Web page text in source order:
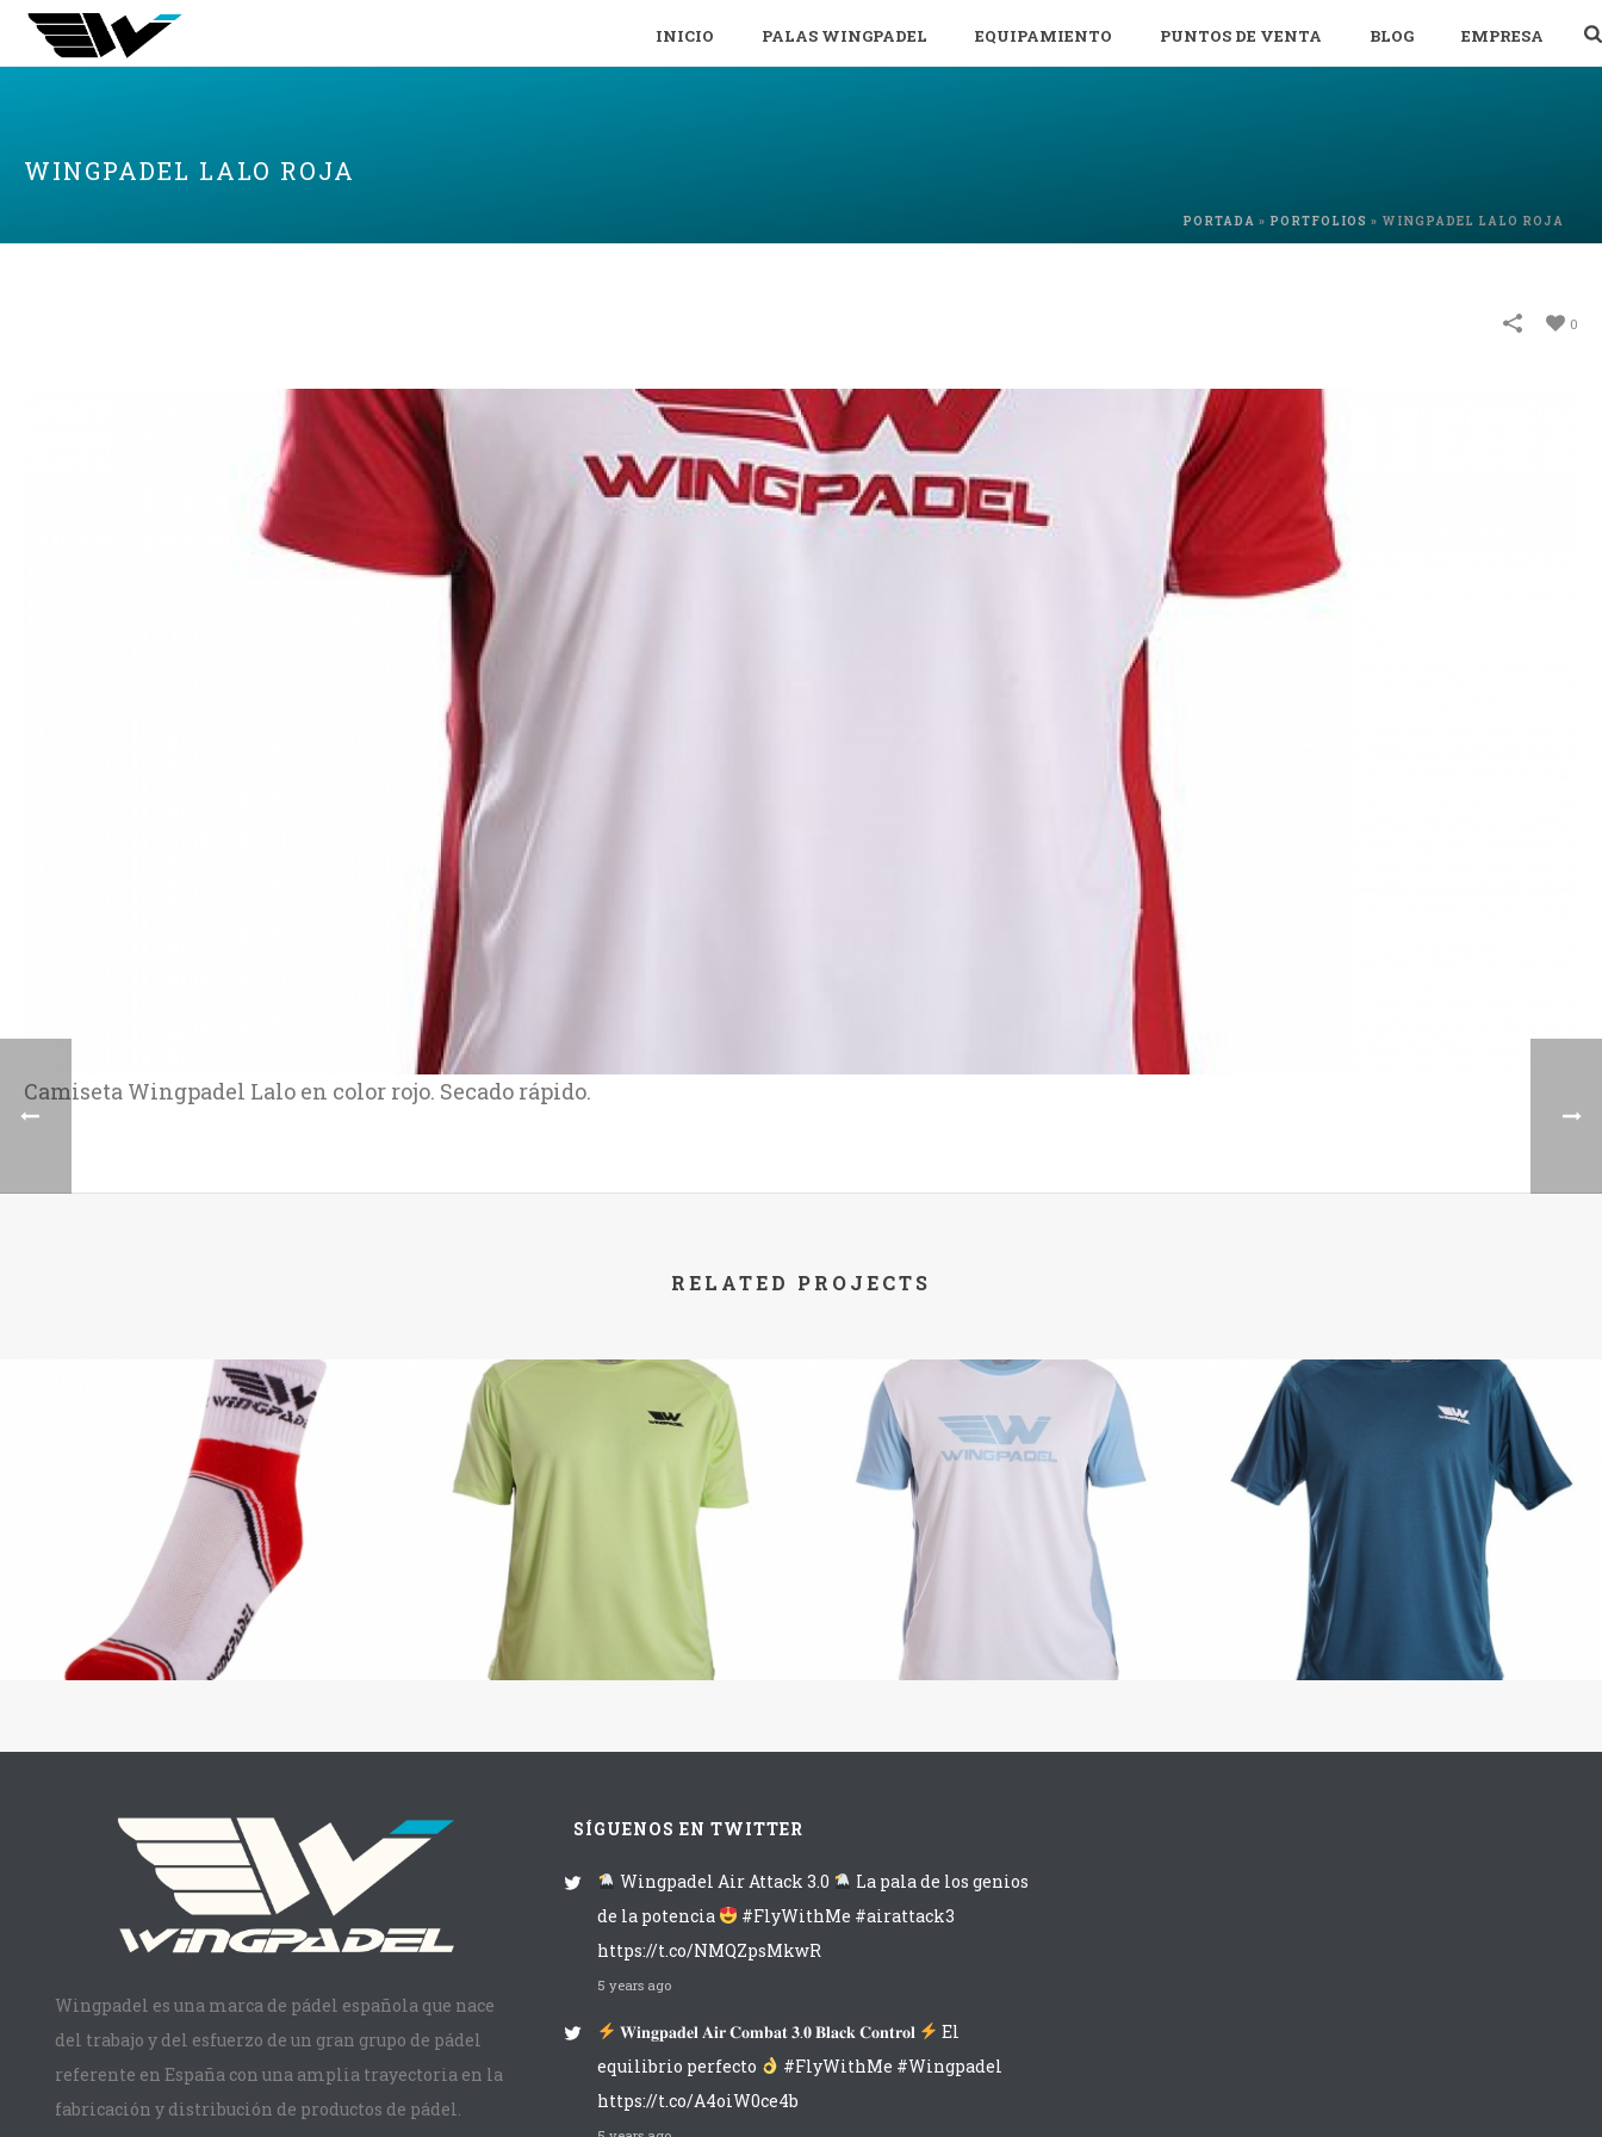
INICIO PALAS WINGPADEL EQUIPAMIENTO PUNTOS DE VENTA BLOG EMPRESA
WINGPADEL LALO ROJA
PORTADA » PORTFOLIOS » WINGPADEL LALO ROJA
0
Camiseta Wingpadel Lalo en color rojo. Secado rápido.
RELATED PROJECTS
Wingpadel es una marca de pádel española que nace
del trabajo y del esfuerzo de un gran grupo de pádel
referente en España con una amplia trayectoria en la
fabricación y distribución de productos de pádel.
SÍGUENOS EN TWITTER
Wingpadel Air Attack 3.0
La pala de los genios
de la potencia
#FlyWithMe #airattack3
https://t.co/NMQZpsMkwR
5 years ago
𝐖𝐢𝐧𝐠𝐩𝐚𝐝𝐞𝐥 𝐀𝐢𝐫 𝐂𝐨𝐦𝐛𝐚𝐭 𝟑.𝟎 𝐁𝐥𝐚𝐜𝐤 𝐂𝐨𝐧𝐭𝐫𝐨𝐥
El
equilibrio perfecto
#FlyWithMe #Wingpadel
https://t.co/A4oiW0ce4b